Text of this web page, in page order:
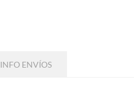
INFO ENVÍOS